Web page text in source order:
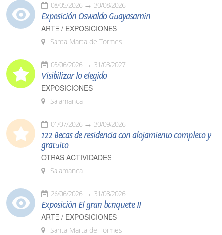
08/05/2026 30/08/2026
Exposición Oswaldo Guayasamín
ARTE / EXPOSICIONES
Santa Marta de Tormes
05/06/2026 31/03/2027
Visibilizar lo elegido
EXPOSICIONES
Salamanca
01/07/2026 30/09/2026
122 Becas de residencia con alojamiento completo y
gratuito
OTRAS ACTIVIDADES
Salamanca
26/06/2026 31/08/2026
Exposición El gran banquete II
ARTE / EXPOSICIONES
Santa Marta de Tormes